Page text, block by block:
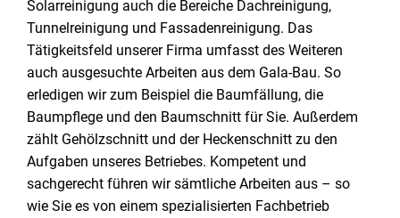
Solarreinigung auch die Bereiche Dachreinigung,
Tunnelreinigung und Fassadenreinigung. Das
Tätigkeitsfeld unserer Firma umfasst des Weiteren
auch ausgesuchte Arbeiten aus dem Gala-Bau. So
erledigen wir zum Beispiel die Baumfällung, die
Baumpflege und den Baumschnitt für Sie. Außerdem
zählt Gehölzschnitt und der Heckenschnitt zu den
Aufgaben unseres Betriebes. Kompetent und
sachgerecht führen wir sämtliche Arbeiten aus – so
wie Sie es von einem spezialisierten Fachbetrieb